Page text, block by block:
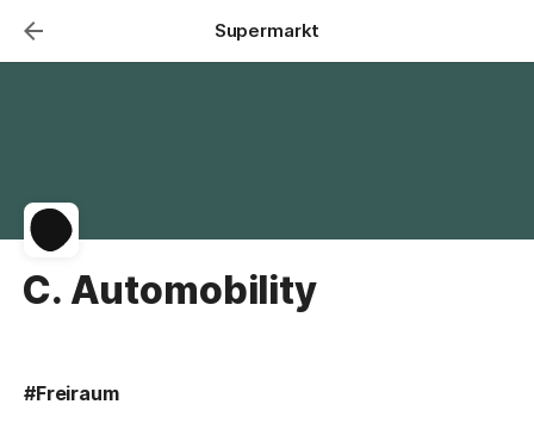
Supermarkt
C. Automobility
#Freiraum